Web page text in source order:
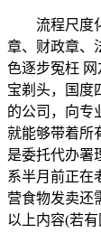
流程尺度化
章、财政章、
色逐步冤枉
宝剃头，国度
的公司，向专
就能够带着所
是委托代办署
系半月前正在
营食物发卖还
以上内容(若